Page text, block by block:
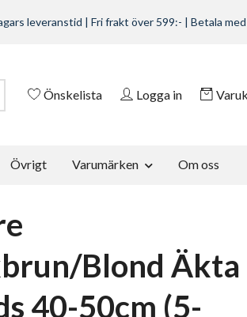
leveranstid | Fri frakt över 599:- | Betala
Önskelista Logga in
Övrigt Varumärken Om oss
Blond Äkta
40-50cm (5-